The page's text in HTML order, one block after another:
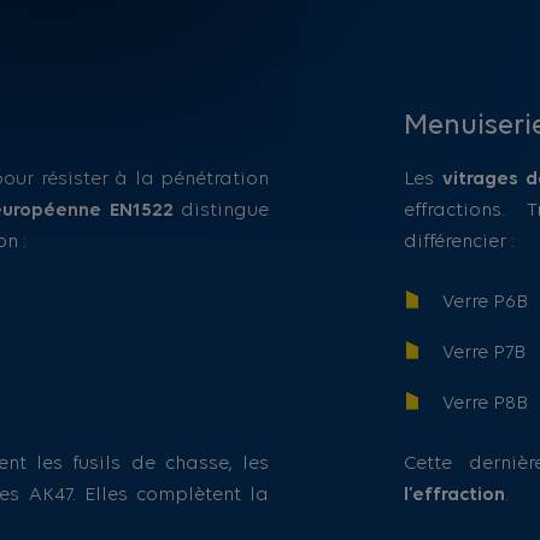
résister à la pénétration
EN1522 distingue
:
les fusils de chasse, les
AK47. Elles complètent la
Lesvitrages
effractions.
différencier :
Verre P6B
Verre P7B
Verre P8B
Cette
l’effraction.